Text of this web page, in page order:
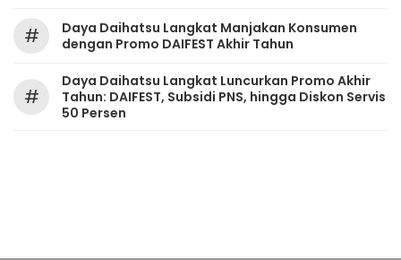
#
Daya Daihatsu Langkat Manjakan Konsumen
dengan Promo DAIFEST Akhir Tahun
#
Daya Daihatsu Langkat Luncurkan Promo Akhir
Tahun: DAIFEST, Subsidi PNS, hingga Diskon Servis
50 Persen